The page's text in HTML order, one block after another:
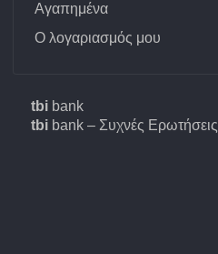
Αγαπημένα
Ο λογαριασμός μου
tbi bank
tbi bank – Συχνές Ερωτήσεις